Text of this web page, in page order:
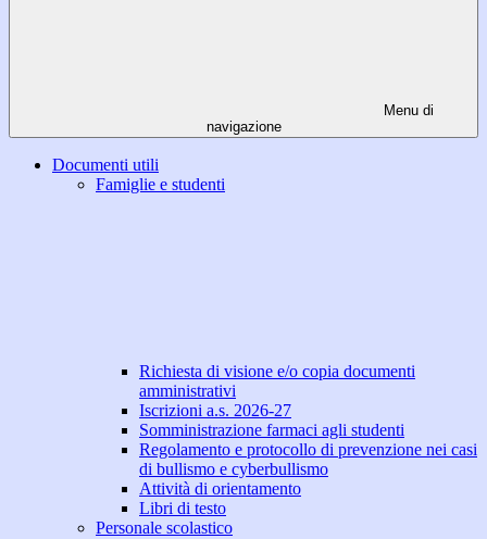
Menu di
navigazione
Documenti utili
Famiglie e studenti
Richiesta di visione e/o copia documenti
amministrativi
Iscrizioni a.s. 2026-27
Somministrazione farmaci agli studenti
Regolamento e protocollo di prevenzione nei casi
di bullismo e cyberbullismo
Attività di orientamento
Libri di testo
Personale scolastico